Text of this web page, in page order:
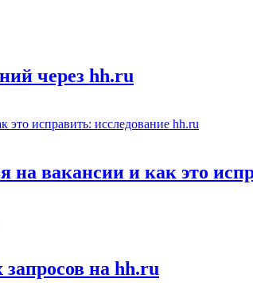
через hh.ru
на вакансии и как это
на hh.ru